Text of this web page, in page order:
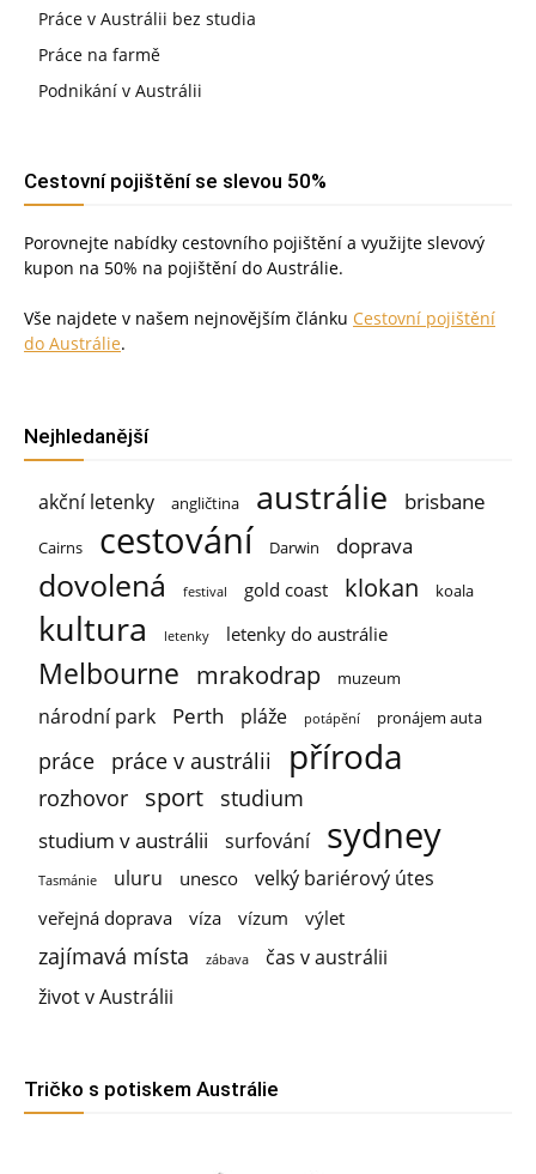
Práce v Austrálii bez studia
Práce na farmě
Podnikání v Austrálii
Cestovní pojištění se slevou 50%
Porovnejte nabídky cestovního pojištění a využijte slevový
kupon na 50% na pojištění do Austrálie.
Vše najdete v našem nejnovějším článku Cestovní pojištění
do Austrálie.
Nejhledanější
akční letenky angličtina austrálie brisbane
Cairns cestování Darwin doprava
dovolená festival gold coast klokan koala
kultura letenky letenky do austrálie
Melbourne mrakodrap muzeum
národní park Perth pláže potápění pronájem auta
práce práce v austrálii příroda
rozhovor sport studium
studium v austrálii surfování sydney
Tasmánie uluru unesco velký bariérový útes
veřejná doprava víza vízum výlet
zajímavá místa zábava
čas v austrálii
život v Austrálii
Tričko s potiskem Austrálie